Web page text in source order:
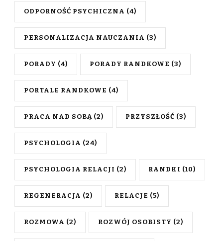
ODPORNOŚĆ PSYCHICZNA (4)
PERSONALIZACJA NAUCZANIA (3)
PORADY (4) PORADY RANDKOWE (3)
PORTALE RANDKOWE (4)
PRACA NAD SOBĄ (2) PRZYSZŁOŚĆ (3)
PSYCHOLOGIA (24)
PSYCHOLOGIA RELACJI (2) RANDKI (10)
REGENERACJA (2) RELACJE (5)
ROZMOWA (2) ROZWÓJ OSOBISTY (2)